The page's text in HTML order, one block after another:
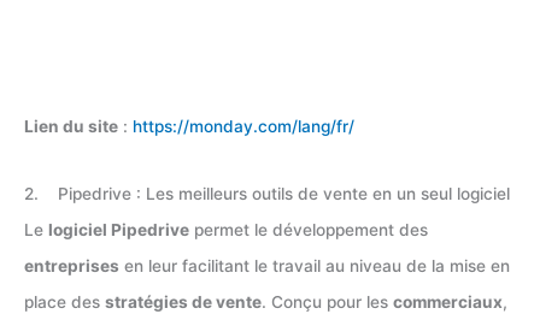
Lien du site : https://monday.com/lang/fr/
2. Pipedrive : Les meilleurs outils de vente en un seul logiciel
Le logiciel Pipedrive permet le développement des
entreprises en leur facilitant le travail au niveau de la mise en
place des stratégies de vente. Conçu pour les commerciaux,